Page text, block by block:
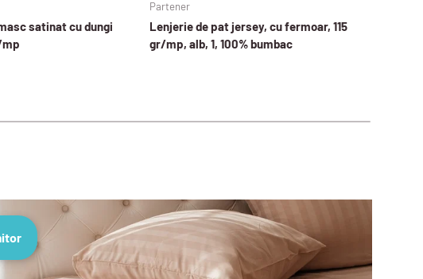
satinat cu dungi
mp
Partener
Lenjerie de pat jersey, cu fermoar, 115
gr/mp, alb, 1, 100% bumbac